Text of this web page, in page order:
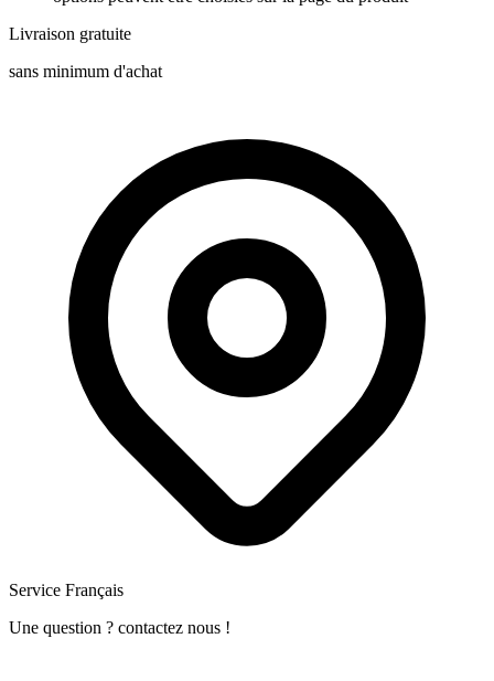
Livraison gratuite
sans minimum d'achat
Service Français
Une question ? contactez nous !